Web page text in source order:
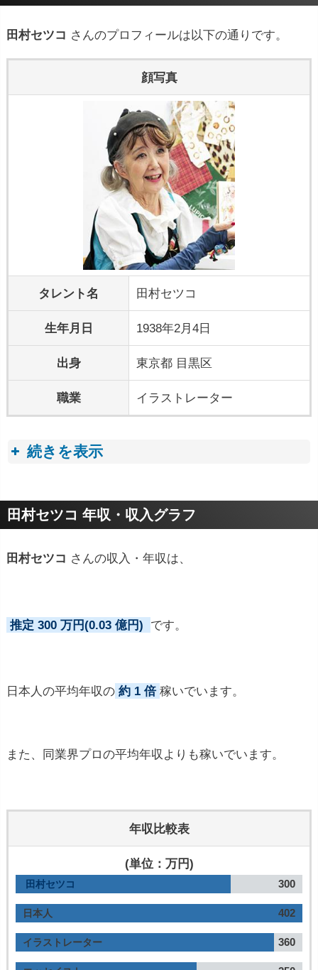
田村セツコ さんのプロフィールは以下の通りです。
顔写真
タレント名 田村セツコ
生年月日 1938年2月4日
出身 東京都 目黒区
職業 イラストレーター
続きを表示
プロフィールトピック
田村セツコ 年収・収入グラフ
田村セツコ さんの収入・年収は、
推定 300 万円(0.03 億円) です。
日本人の平均年収の 約 1 倍 稼いでいます。
また、同業界プロの平均年収よりも稼いでいます。
年収比較表
(単位：万円)
田村セツコ 300
日本人 402
イラストレーター 360